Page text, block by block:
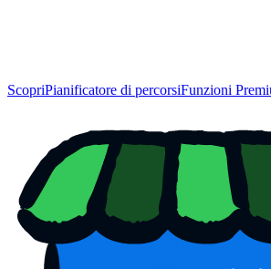
ScopriPianificatore di percorsiFunzioni